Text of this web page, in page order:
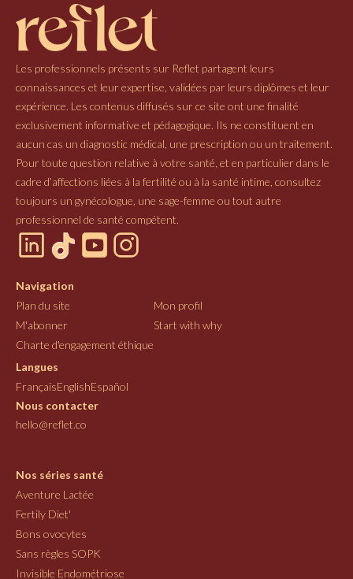
Les professionnels présents sur Reflet partagent leurs
connaissances et leur expertise, validées par leurs diplômes et leur
expérience. Les contenus diffusés sur ce site ont une finalité
exclusivement informative et pédagogique. Ils ne constituent en
aucun cas un diagnostic médical, une prescription ou un traitement.
Pour toute question relative à votre santé, et en particulier dans le
cadre d’affections liées à la fertilité ou à la santé intime, consultez
toujours un gynécologue, une sage-femme ou tout autre
professionnel de santé compétent.
Navigation
Plan du site
Mon profil
M'abonner
Start with why
Charte d'engagement éthique
Langues
FrançaisEnglishEspañol
Nous contacter
hello@reflet.co
Nos séries santé
Aventure Lactée
Fertily Diet'
Bons ovocytes
Sans règles SOPK
Invisible Endométriose